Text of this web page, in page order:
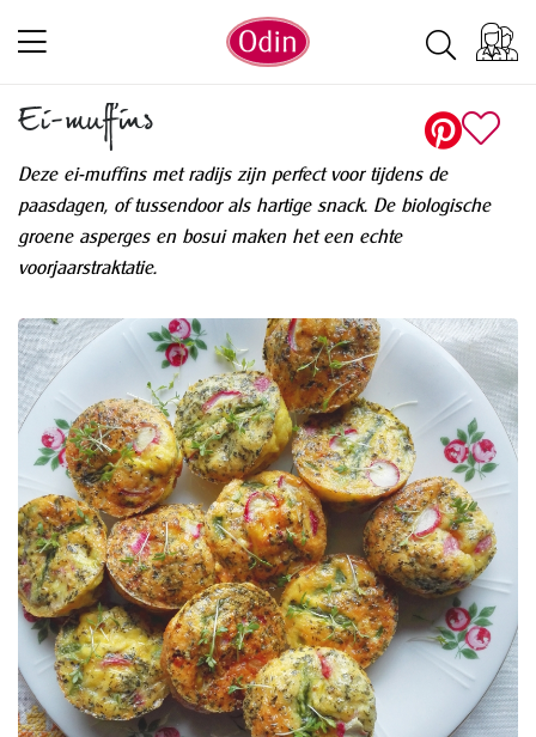
Ei-muffins
Deze ei-muffins met radijs zijn perfect voor tijdens de
paasdagen, of tussendoor als hartige snack. De biologische
groene asperges en bosui maken het een echte
voorjaarstraktatie.